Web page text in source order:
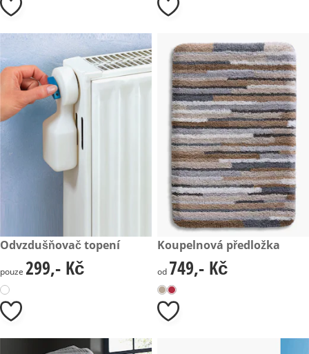
299,- Kč
Odvzdušňovač topení
299,- Kč
pouze 299,- Kč
749,- Kč
Koupelnová předložka
749,- Kč
od 749,- Kč